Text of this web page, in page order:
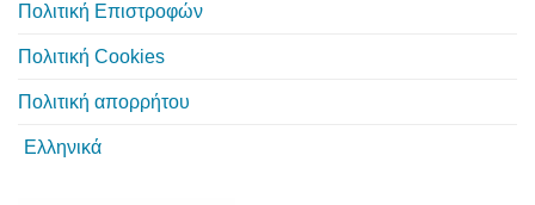
Πολιτική Επιστροφών
Πολιτική Cookies
Πολιτική απορρήτου
Ελληνικά